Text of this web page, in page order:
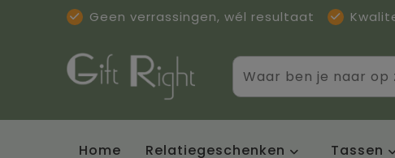
Geen verrassingen, wél resultaat
Home Relatiegeschenken Tassen